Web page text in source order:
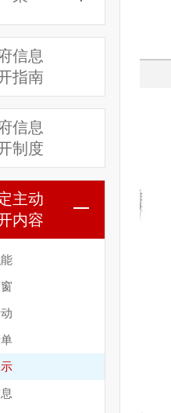
信息
指南
信息
制度
主动
内容